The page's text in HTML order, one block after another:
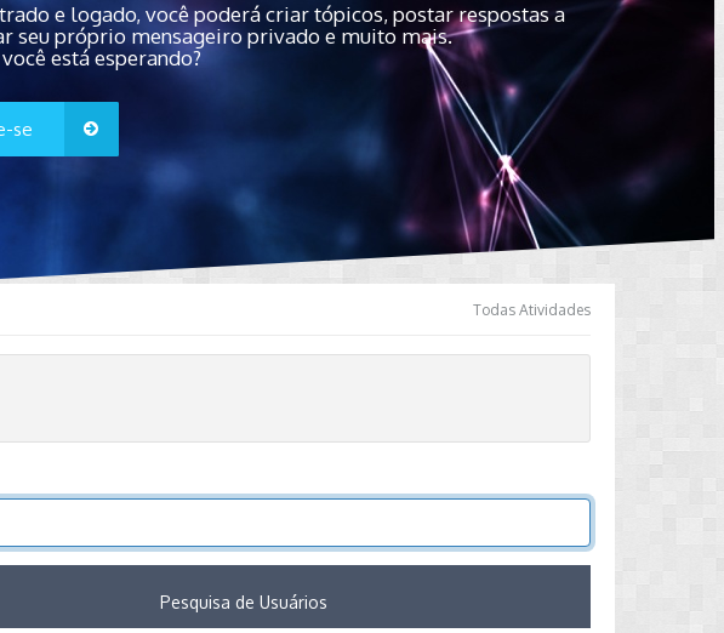
e logado, você poderá criar tópicos, postar respostas a
seu próprio mensageiro privado e muito mais.
está esperando?
se
Todas Atividades
Pesquisa de Usuários